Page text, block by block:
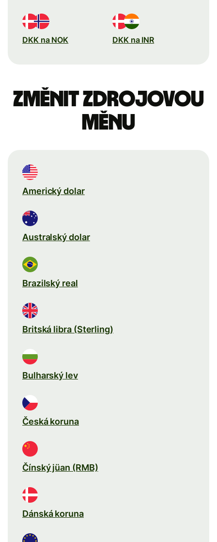
DKK na NOK DKK na INR
Změnit zdrojovou
měnu
Americký dolar
Australský dolar
Brazilský real
Britská libra (Sterling)
Bulharský lev
Česká koruna
Čínský jüan (RMB)
Dánská koruna